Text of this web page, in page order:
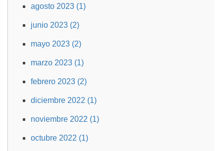
agosto 2023 (1)
junio 2023 (2)
mayo 2023 (2)
marzo 2023 (1)
febrero 2023 (2)
diciembre 2022 (1)
noviembre 2022 (1)
octubre 2022 (1)